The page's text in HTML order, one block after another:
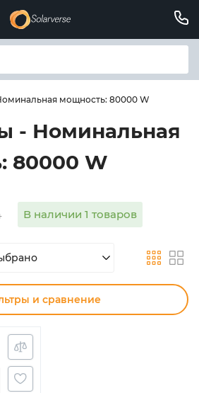
мощность: 80000 W
- Номинальная
80000 W
В наличии 1 товаров
и сравнение